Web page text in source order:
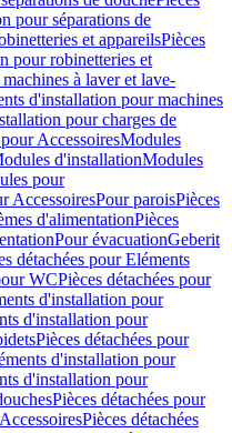
pour séparations de
et appareilsPièces
pour robinetteries et
à laver et lave-
d'installation pour machines
pour charges de
AccessoiresModules
d'installationModules
pour
AccessoiresPour paroisPièces
d'alimentationPièces
Pour évacuationGeberit
détachées pour Eléments
WCPièces détachées pour
d'installation pour
d'installation pour
Pièces détachées pour
d'installation pour
d'installation pour
Pièces détachées pour
AccessoiresPièces détachées